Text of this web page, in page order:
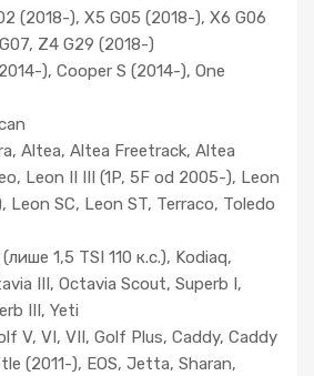
(2018-), X5 G05 (2018-), X6 G06
Z4 G29 (2018-)
), Cooper S (2014-), One
Altea, Altea Freetrack, Altea
Leon II III (1P, 5F od 2005-), Leon
Leon SC, Leon ST, Terraco, Toledo
1,5 TSI 110 к.с.), Kodiaq,
III, Octavia Scout, Superb I,
III, Yeti
V, VI, VII, Golf Plus, Caddy, Caddy
(2011-), EOS, Jetta, Sharan,